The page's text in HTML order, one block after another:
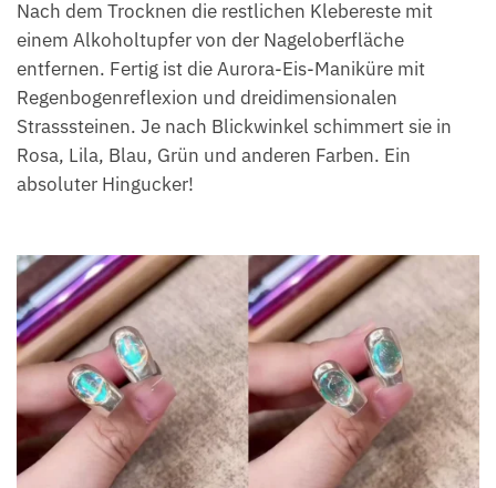
Nach dem Trocknen die restlichen Klebereste mit
einem Alkoholtupfer von der Nageloberfläche
entfernen. Fertig ist die Aurora-Eis-Maniküre mit
Regenbogenreflexion und dreidimensionalen
Strasssteinen. Je nach Blickwinkel schimmert sie in
Rosa, Lila, Blau, Grün und anderen Farben. Ein
absoluter Hingucker!